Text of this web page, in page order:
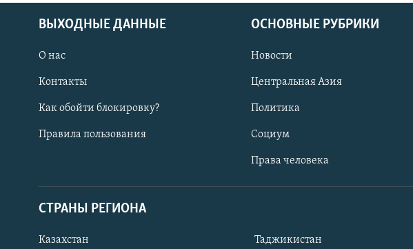
ВЫХОДНЫЕ ДАННЫЕ
О нас
Контакты
Как обойти блокировку?
Правила пользования
ОСНОВНЫЕ РУБРИКИ
Новости
Центральная Азия
Политика
Социум
Права человека
СТРАНЫ РЕГИОНА
Казахстан Таджикистан